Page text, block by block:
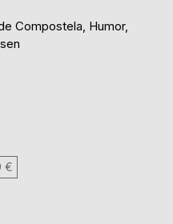
Compostela, Humor,
€